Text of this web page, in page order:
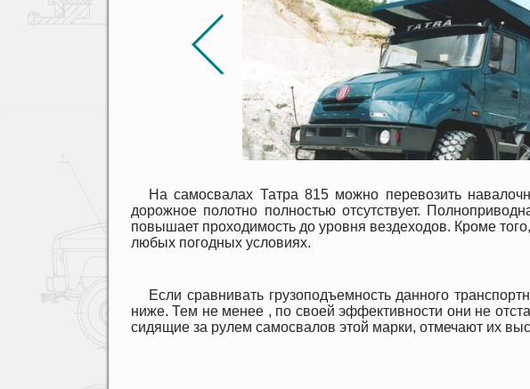
На самосвалах Татра 815 можно перевозить
дорожное полотно полностью отсутствует.
повышает проходимость до уровня вездеходов. Кроме
любых погодных условиях.
Если сравнивать грузоподъемность данного
ниже. Тем не менее , по своей эффективности они не
сидящие за рулем самосвалов этой марки, отмечают их